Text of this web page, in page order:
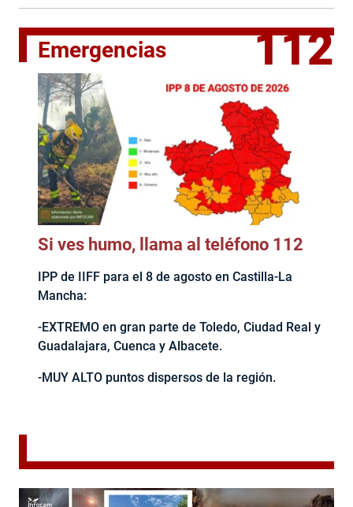
Emergencias 112
Si ves humo, llama al teléfono 112
IPP de IIFF para el 8 de agosto en Castilla-La
Mancha:
-EXTREMO en gran parte de Toledo, Ciudad Real y
Guadalajara, Cuenca y Albacete.
-MUY ALTO puntos dispersos de la región.